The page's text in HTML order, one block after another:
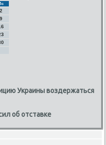
2
9
Украины воздержаться
об отставке